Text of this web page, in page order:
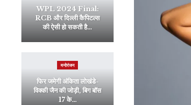
WPL 2024 Final:
RCB और दिल्ली कैपिटल्स
की ऐसी हो सकती है…
मनोरंजन
फिर जमेगी अंकिता लोखंडे-
विक्की जैन की जोड़ी, बिग बॉस
17 के…